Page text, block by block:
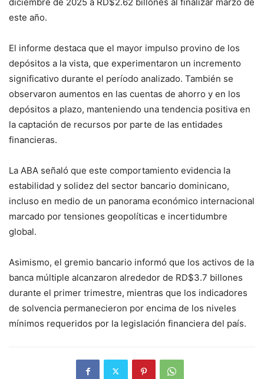
este año.
El informe destaca que el mayor impulso provino de los
depósitos a la vista, que experimentaron un incremento
significativo durante el período analizado. También se
observaron aumentos en las cuentas de ahorro y en los
depósitos a plazo, manteniendo una tendencia positiva en
la captación de recursos por parte de las entidades
financieras.
La ABA señaló que este comportamiento evidencia la
estabilidad y solidez del sector bancario dominicano,
incluso en medio de un panorama económico internacional
marcado por tensiones geopolíticas e incertidumbre
global.
Asimismo, el gremio bancario informó que los activos de la
banca múltiple alcanzaron alrededor de RD$3.7 billones
durante el primer trimestre, mientras que los indicadores
de solvencia permanecieron por encima de los niveles
mínimos requeridos por la legislación financiera del país.